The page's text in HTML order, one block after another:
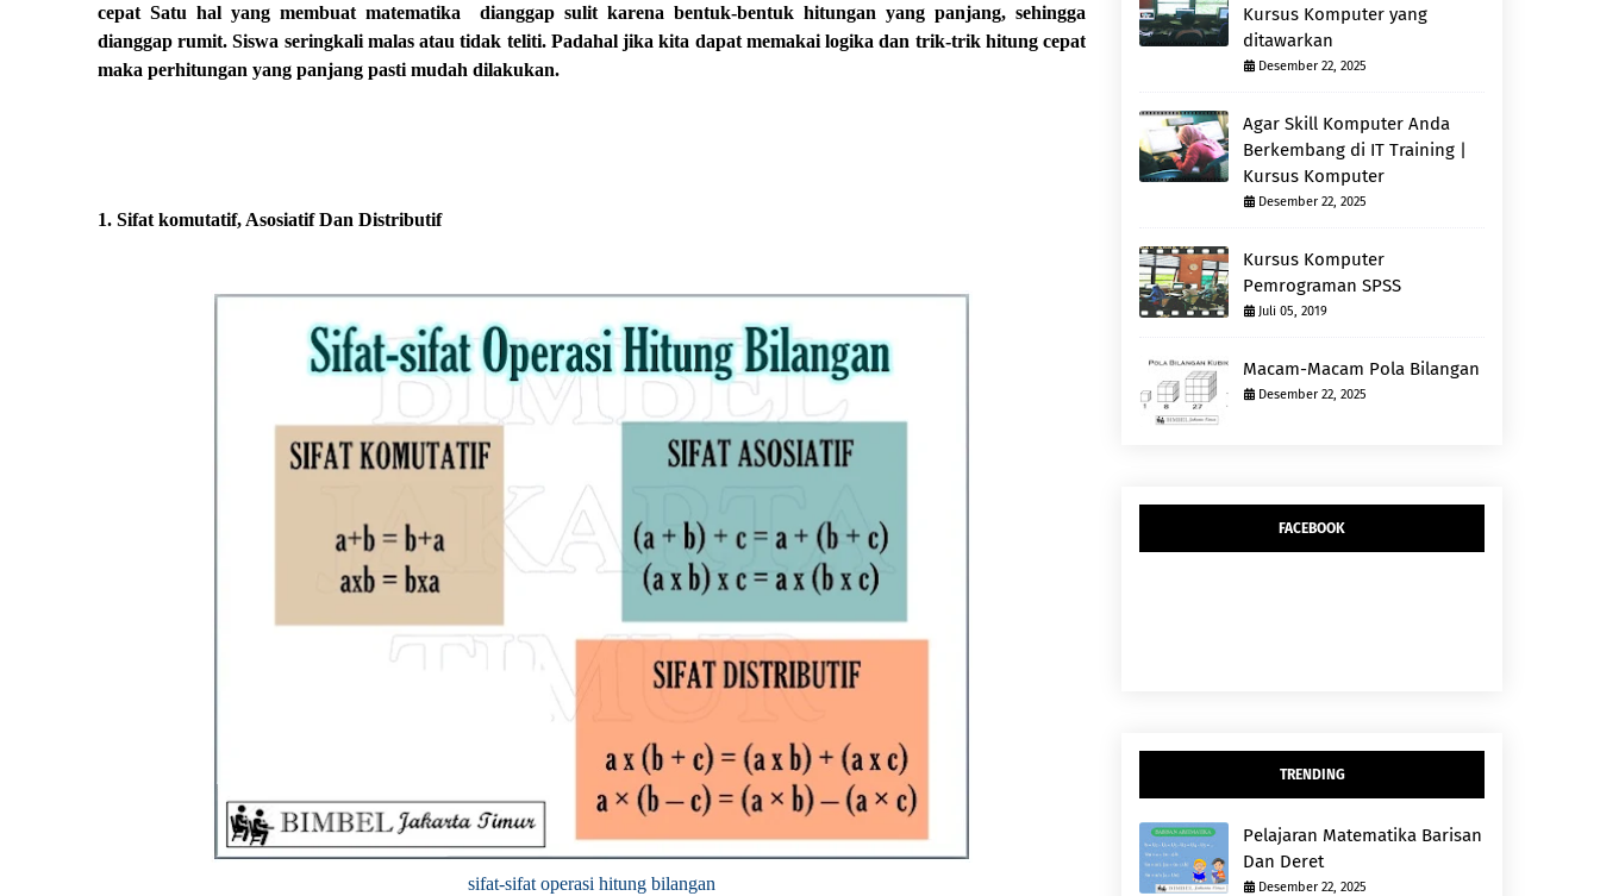
cepat Satu hal yang membuat matematika
dianggap sulit karena bentuk-bentuk hitungan yang panjang, sehingga
dianggap rumit. Siswa seringkali malas atau tidak teliti. Padahal jika kita dapat memakai logika dan trik-trik hitung cepat
maka perhitungan yang panjang pasti mudah dilakukan.
1. Sifat komutatif, Asosiatif Dan Distributif
sifat-sifat operasi hitung bilangan
Kursus Komputer yang
ditawarkan
Desember 22, 2025
Agar Skill Komputer Anda
Berkembang di IT Training |
Kursus Komputer
Desember 22, 2025
Kursus Komputer
Pemrograman SPSS
Juli 05, 2019
Macam-Macam Pola Bilangan
Desember 22, 2025
FACEBOOK
TRENDING
Pelajaran Matematika Barisan
Dan Deret
Desember 22, 2025